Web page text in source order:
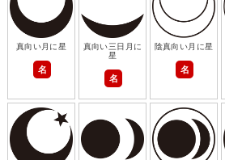
真向い月に星
名
真向い三日月に
星
名
陰真向い月に星
名